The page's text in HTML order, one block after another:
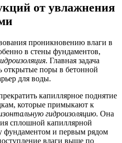
от увлажнения
проникновению влаги в
в стены фундаментов,
. Главная задача
открытые поры в бетонной
для воды.
капиллярное поднятие
которые примыкают к
гидроизоляцию. Она
сплошной капиллярной
фундаментом и первым рядом
влаги выше по